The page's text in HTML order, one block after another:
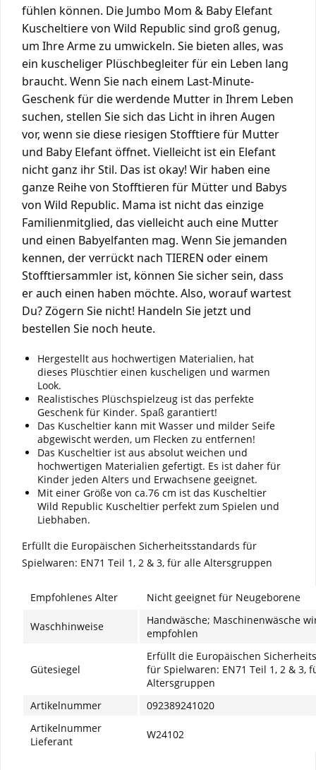
fühlen können. Die Jumbo Mom & Baby Elefant
Kuscheltiere von Wild Republic sind groß genug,
um Ihre Arme zu umwickeln. Sie bieten alles, was
ein kuscheliger Plüschbegleiter für ein Leben lang
braucht. Wenn Sie nach einem Last-Minute-
Geschenk für die werdende Mutter in Ihrem Leben
suchen, stellen Sie sich das Licht in ihren Augen
vor, wenn sie diese riesigen Stofftiere für Mutter
und Baby Elefant öffnet. Vielleicht ist ein Elefant
nicht ganz ihr Stil. Das ist okay! Wir haben eine
ganze Reihe von Stofftieren für Mütter und Babys
von Wild Republic. Mama ist nicht das einzige
Familienmitglied, das vielleicht auch eine Mutter
und einen Babyelfanten mag. Wenn Sie jemanden
kennen, der verrückt nach TIEREN oder einem
Stofftiersammler ist, können Sie sicher sein, dass
er auch einen haben möchte. Also, worauf wartest
Du? Zögern Sie nicht! Handeln Sie jetzt und
bestellen Sie noch heute.
Hergestellt aus hochwertigen Materialien, hat
dieses Plüschtier einen kuscheligen und warmen
Look.
Realistisches Plüschspielzeug ist das perfekte
Geschenk für Kinder. Spaß garantiert!
Das Kuscheltier kann mit Wasser und milder Seife
abgewischt werden, um Flecken zu entfernen!
Das Kuscheltier ist aus absolut weichen und
hochwertigen Materialien gefertigt. Es ist daher für
Kinder jeden Alters und Erwachsene geeignet.
Mit einer Größe von ca.76 cm ist das Kuscheltier
Wild Republic Kuscheltier perfekt zum Spielen und
Liebhaben.
Erfüllt die Europäischen Sicherheitsstandards für
Spielwaren: EN71 Teil 1, 2 & 3, für alle Altersgruppen
Empfohlenes Alter Nicht geeignet für Neugeborene
Waschhinweise
Handwäsche; Maschinenwäsche
empfohlen
Gütesiegel
Erfüllt die Europäischen
für Spielwaren: EN71 Teil 1, 2 & 3,
Altersgruppen
Artikelnummer
092389241020
Artikelnummer
Lieferant
W24102